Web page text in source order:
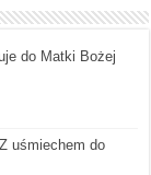
do Matki Bożej
uśmiechem do